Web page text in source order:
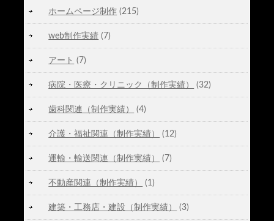
ホームページ制作 (215)
web制作実績 (7)
アート (7)
病院・医療・クリニック（制作実績） (32)
歯科関連（制作実績） (4)
介護・福祉関連（制作実績） (12)
運輸・輸送関連（制作実績） (7)
不動産関連（制作実績） (1)
建築・工務店・建設（制作実績） (3)